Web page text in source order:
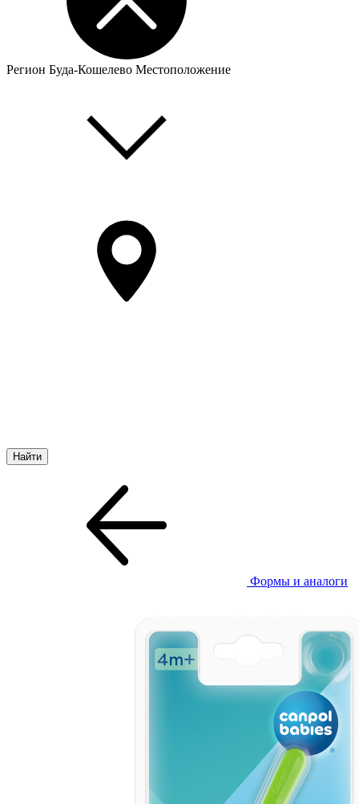
Регион Буда-Кошелево Местоположение
Формы и аналоги